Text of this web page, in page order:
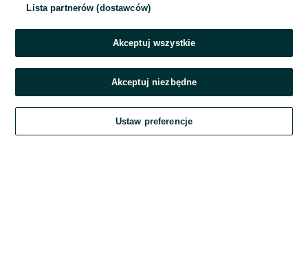
Zaloguj się
Kontynuując za pośrednictwem jednego z dostawców wskazanych powyżej,
OLX.pl w jego aktualnym brzmieniu.
Lista partnerów (dostawców)
Akceptuj wszystkie
Akceptuj niezbędne
Ustaw preferencje